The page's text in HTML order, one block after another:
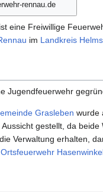
rennau.de
ist eine Freiwillige
im Landkreis
Jugendfeuerwehr
Grasleben wurde
gestellt, da
Verwaltung erhalten,
Ortsfeuerwehr